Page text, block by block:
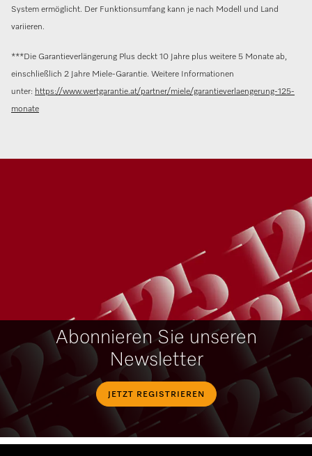
System ermöglicht. Der Funktionsumfang kann je nach Modell und Land
variieren.
***Die Garantieverlängerung Plus deckt 10 Jahre plus weitere 5 Monate ab,
einschließlich 2 Jahre Miele-Garantie. Weitere Informationen
unter: https://www.wertgarantie.at/partner/miele/garantieverlaengerung-125-
monate
Abonnieren Sie unseren
Newsletter
JETZT REGISTRIEREN